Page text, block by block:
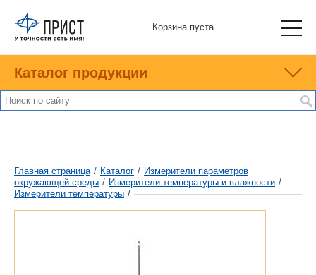
Корзина пуста
Каталог продукции
Главная страница / Каталог / Измерители параметров
окружающей среды / Измерители температуры и влажности /
Измерители температуры /